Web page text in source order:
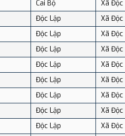
Cai Bộ
Xã Độc
Độc Lập
Xã Độc
Độc Lập
Xã Độc
Độc Lập
Xã Độc
Độc Lập
Xã Độc
Độc Lập
Xã Độc
Độc Lập
Xã Độc
Độc Lập
Xã Độc
Độc Lập
Xã Độc